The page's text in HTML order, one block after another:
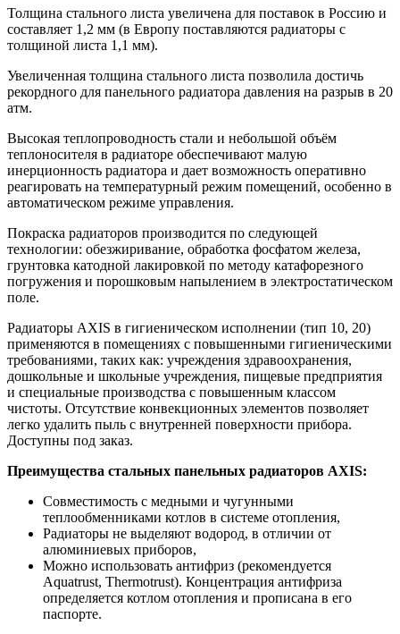
Толщина стального листа увеличена для поставок в Россию и
составляет 1,2 мм (в Европу поставляются радиаторы с
толщиной листа 1,1 мм).
Увеличенная толщина стального листа позволила достичь
рекордного для панельного радиатора давления на разрыв в 20
атм.
Высокая теплопроводность стали и небольшой объём
теплоносителя в радиаторе обеспечивают малую
инерционность радиатора и дает возможность оперативно
реагировать на температурный режим помещений, особенно в
автоматическом режиме управления.
Покраска радиаторов производится по следующей
технологии: обезжиривание, обработка фосфатом железа,
грунтовка катодной лакировкой по методу катафорезного
погружения и порошковым напылением в электростатическом
поле.
Радиаторы AXIS в гигиеническом исполнении (тип 10, 20)
применяются в помещениях с повышенными гигиеническими
требованиями, таких как: учреждения здравоохранения,
дошкольные и школьные учреждения, пищевые предприятия
и специальные производства с повышенным классом
чистоты. Отсутствие конвекционных элементов позволяет
легко удалить пыль с внутренней поверхности прибора.
Доступны под заказ.
Преимущества стальных панельных радиаторов AXIS:
Совместимость с медными и чугунными
теплообменниками котлов в системе отопления,
Радиаторы не выделяют водород, в отличии от
алюминиевых приборов,
Можно использовать антифриз (рекомендуется
Aquatrust, Thermotrust). Концентрация антифриза
определяется котлом отопления и прописана в его
паспорте.